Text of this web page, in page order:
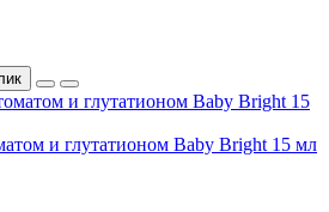
и глутатионом Baby Bright 15 мл